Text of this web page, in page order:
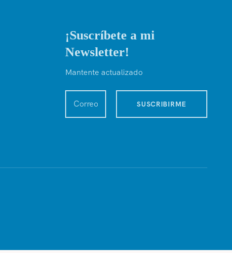
¡Suscríbete a mi
Newsletter!
Mantente actualizado